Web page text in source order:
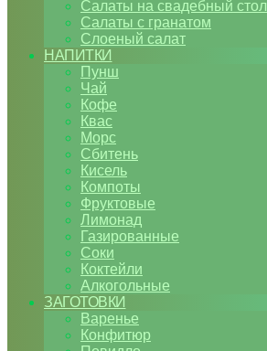
Салаты на свадебный стол
Салаты с гранатом
Слоеный салат
НАПИТКИ
Пунш
Чай
Кофе
Квас
Морс
Сбитень
Кисель
Компоты
Фруктовые
Лимонад
Газированные
Соки
Коктейли
Алкогольные
ЗАГОТОВКИ
Варенье
Конфитюр